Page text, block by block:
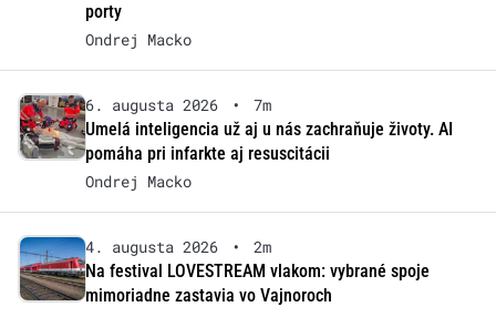
porty
Ondrej Macko
6. augusta 2026 •
7m
Umelá inteligencia už aj u nás zachraňuje životy. AI
pomáha pri infarkte aj resuscitácii
Ondrej Macko
4. augusta 2026 •
2m
Na festival LOVESTREAM vlakom: vybrané spoje
mimoriadne zastavia vo Vajnoroch